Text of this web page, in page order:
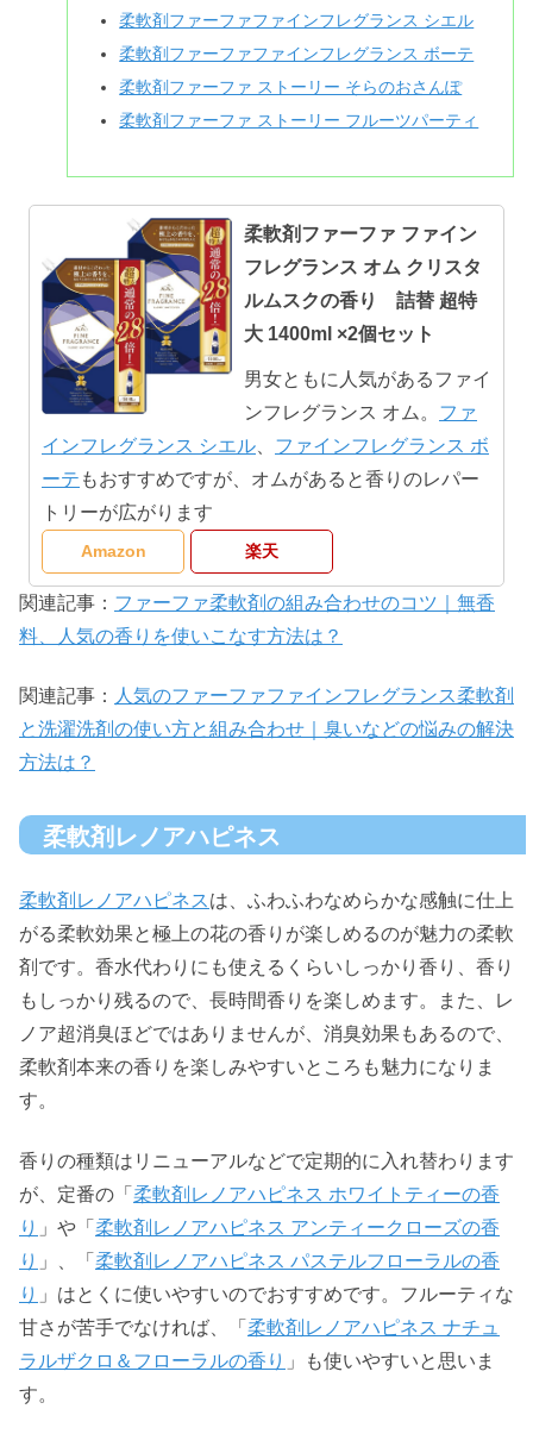
柔軟剤ファーファファインフレグランス シエル
柔軟剤ファーファファインフレグランス ボーテ
柔軟剤ファーファ ストーリー そらのおさんぽ
柔軟剤ファーファ ストーリー フルーツパーティ
柔軟剤ファーファ ファイン
フレグランス オム クリスタ
ルムスクの香り 詰替 超特
大 1400ml ×2個セット
男女ともに人気があるファイ
ンフレグランス オム。 ファ
インフレグランス シエル
ファインフレグランス ボ
ーテ もおすすめですが、オムがあると香りのレパー
トリーが広がります
Amazon 楽天
関連記事： ファーファ柔軟剤の組み合わせのコツ｜無香
料、人気の香りを使いこなす方法は？
関連記事：
人気のファーファファインフレグランス柔軟剤
と洗濯洗剤の使い方と組み合わせ｜臭いなどの悩みの解決
方法は？
柔軟剤レノアハピネス
柔軟剤レノアハピネスは、ふわふわなめらかな感触に仕上
がる柔軟効果と極上の花の香りが楽しめるのが魅力の柔軟
剤です。香水代わりにも使えるくらいしっかり香り、香り
もしっかり残るので、長時間香りを楽しめます。また、レ
ノア超消臭ほどではありませんが、消臭効果もあるので、
柔軟剤本来の香りを楽しみやすいところも魅力になりま
す。
香りの種類はリニューアルなどで定期的に入れ替わります
が、定番の「 柔軟剤レノアハピネス ホワイトティーの香
り 」や「 柔軟剤レノアハピネス アンティークローズの香
り 」、「 柔軟剤レノアハピネス パステルフローラルの香
り 」はとくに使いやすいのでおすすめです。フルーティな
甘さが苦手でなければ、「 柔軟剤レノアハピネス ナチュ
ラルザクロ＆フローラルの香り 」も使いやすいと思いま
す。